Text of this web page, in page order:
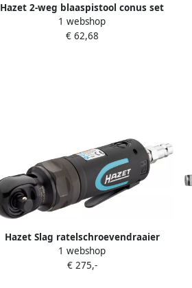
Hazet 2-weg blaaspistool conus set
9040-4 6 · 6-delig
1 webshop
€ 62,68
Hazet Slag ratelschroevendraaier
9021SR-1 · 3 8 inch (10 mm) vierkant
massief · Lengte: 158 mm · Krachtig
1 webshop
€ 275,-